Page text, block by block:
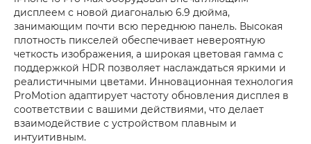
дисплеем с новой диагональю 6.9 дюйма,
занимающим почти всю переднюю панель. Высокая
плотность пикселей обеспечивает невероятную
четкость изображения, а широкая цветовая гамма с
поддержкой HDR позволяет наслаждаться яркими и
реалистичными цветами. Инновационная технология
ProMotion адаптирует частоту обновления дисплея в
соответствии с вашими действиями, что делает
взаимодействие с устройством плавным и
интуитивным.